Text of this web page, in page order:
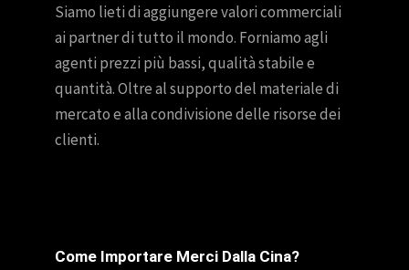
Siamo lieti di aggiungere valori commerciali
ai partner di tutto il mondo. Forniamo agli
agenti prezzi più bassi, qualità stabile e
quantità. Oltre al supporto del materiale di
mercato e alla condivisione delle risorse dei
clienti.
Come Importare Merci Dalla Cina?